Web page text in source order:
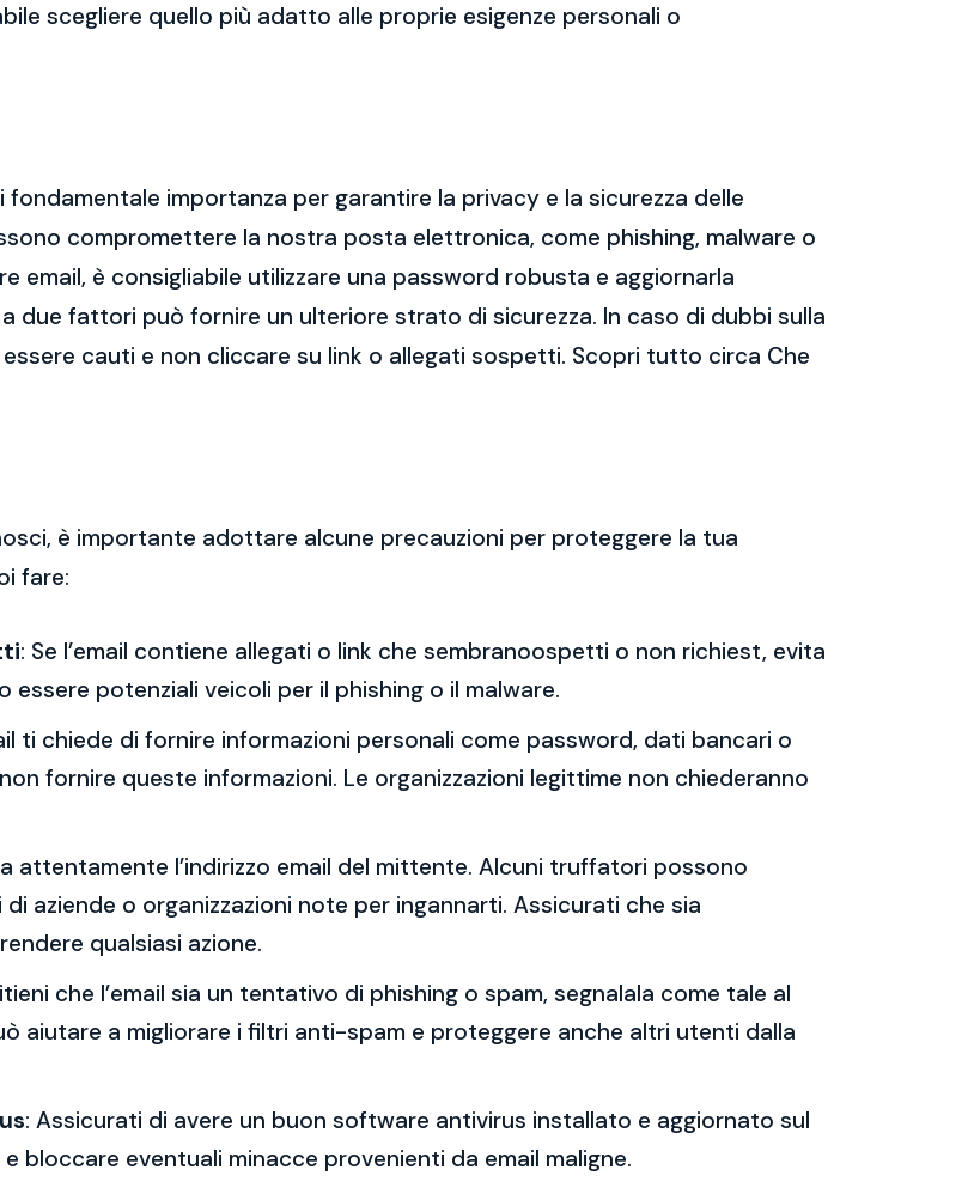
scegliere quello più adatto alle proprie esigenze personali o
importanza per garantire la privacy e la sicurezza delle
compromettere la nostra posta elettronica, come phishing, malware o
email, è consigliabile utilizzare una password robusta e aggiornarla
due fattori può fornire un ulteriore strato di sicurezza. In caso di dubbi sulla
essere cauti e non cliccare su link o allegati sospetti. Scopri tutto circa Che
è importante adottare alcune precauzioni per proteggere la tua
fare:
: Se l’email contiene allegati o link che sembranoospetti o non richiest, evita
potenziali veicoli per il phishing o il malware.
ti chiede di fornire informazioni personali come password, dati bancari o
fornire queste informazioni. Le organizzazioni legittime non chiederanno
attentamente l’indirizzo email del mittente. Alcuni truffatori possono
aziende o organizzazioni note per ingannarti. Assicurati che sia
qualsiasi azione.
che l’email sia un tentativo di phishing o spam, segnalala come tale al
aiutare a migliorare i filtri anti-spam e proteggere anche altri utenti dalla
: Assicurati di avere un buon software antivirus installato e aggiornato sul
bloccare eventuali minacce provenienti da email maligne.